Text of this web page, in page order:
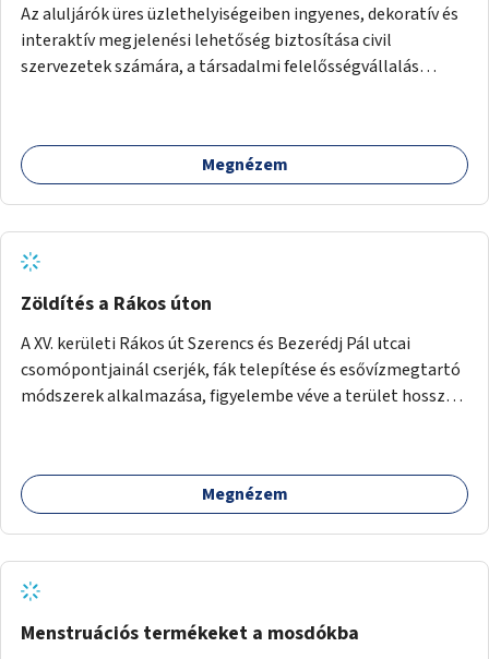
Az aluljárók üres üzlethelyiségeiben ingyenes, dekoratív és
interaktív megjelenési lehetőség biztosítása civil
szervezetek számára, a társadalmi felelősségvállalás
például rajzokkal, kérdésekkel, üzenetküldési lehetőséggel
vagy akciónapokkal – bérleti és közüzemi díjak nélkül, a
Megnézem
Zöldítés a Rákos úton
A XV. kerületi Rákos út Szerencs és Bezerédj Pál utcai
csomópontjainál cserjék, fák telepítése és esővízmegtartó
módszerek alkalmazása, figyelembe véve a terület hosszú
Megnézem
Menstruációs termékeket a mosdókba